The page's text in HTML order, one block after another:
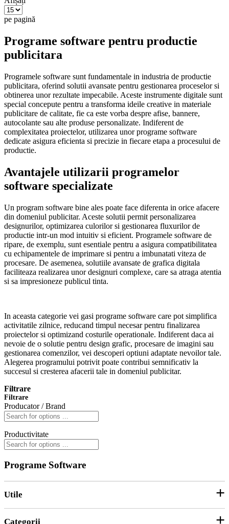
pe pagină
Programe software pentru productie
publicitara
Programele software sunt fundamentale in industria de productie
publicitara, oferind solutii avansate pentru gestionarea proceselor si
obtinerea unor rezultate impecabile. Aceste instrumente digitale sunt
special concepute pentru a transforma ideile creative in materiale
publicitare de calitate, fie ca este vorba despre afise, bannere,
autocolante sau alte produse personalizate. Indiferent de
complexitatea proiectelor, utilizarea unor programe software
dedicate asigura eficienta si precizie in fiecare etapa a procesului de
productie.
Avantajele utilizarii programelor
software specializate
Un program software bine ales poate face diferenta in orice afacere
din domeniul publicitar. Aceste solutii permit personalizarea
designurilor, optimizarea culorilor si gestionarea fluxurilor de
productie intr-un mod intuitiv si eficient. Programele software de
ripare, de exemplu, sunt esentiale pentru a asigura compatibilitatea
cu echipamentele de imprimare si pentru a imbunatati viteza de
procesare. De asemenea, solutiile avansate de grafica digitala
faciliteaza realizarea unor designuri complexe, care sa atraga atentia
si sa impresioneze publicul tinta.
In aceasta categorie vei gasi programe software care pot simplifica
activitatile zilnice, reducand timpul necesar pentru finalizarea
proiectelor si optimizand costurile operationale. Indiferent daca ai
nevoie de o solutie pentru design grafic, procesare de imagini sau
gestionarea comenzilor, vei descoperi optiuni adaptate nevoilor tale.
Alegerea programului potrivit poate contribui semnificativ la
succesul si cresterea afacerii tale in domeniul publicitar.
Filtrare
Filtrare
Producator / Brand
Productivitate
Programe Software
Utile
Categorii